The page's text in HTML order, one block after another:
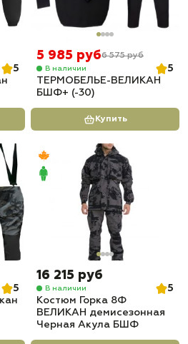
5
5 985 руб6 575 руб
В наличии
5
ТЕРМОБЕЛЬЕ-ВЕЛИКАН
БШФ+ (-30)
Купить
5
16 215 руб
В наличии
5
Костюм Горка 8Ф
ВЕЛИКАН демисезонная
Черная Акула БШФ